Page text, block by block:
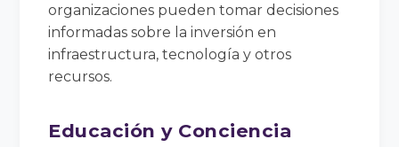
organizaciones pueden tomar decisiones
informadas sobre la inversión en
infraestructura, tecnología y otros
recursos.
Educación y Conciencia